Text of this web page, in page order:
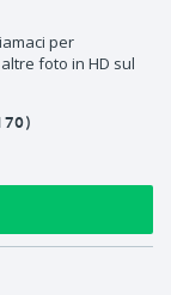
per
foto in HD sul